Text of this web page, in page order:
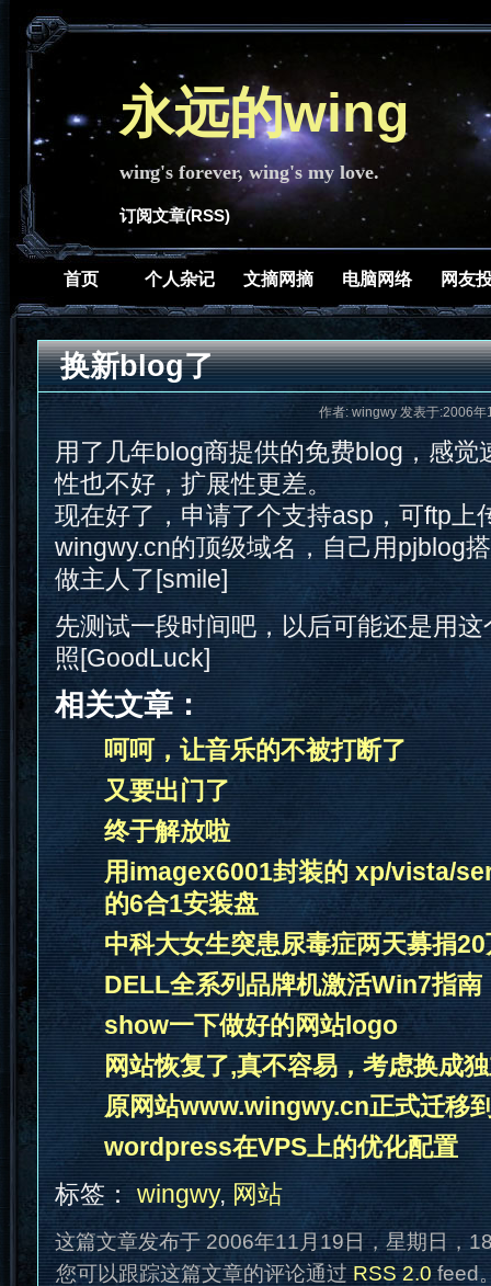
永远的wing
wing's forever, wing's my love.
订阅文章(RSS)
首页 个人杂记 文摘网摘 电脑网络 网友
换新blog了
作者: wingwy 发表于:2006
用了几年blog商提供的免费blog，感觉
性也不好，扩展性更差。
现在好了，申请了个支持asp，可ftp上
wingwy.cn的顶级域名，自己用pjblog
做主人了[smile]
先测试一段时间吧，以后可能还是用
照[GoodLuck]
相关文章：
呵呵，让音乐的不被打断了
又要出门了
终于解放啦
用imagex6001封装的 xp/vista/
的6合1安装盘
中科大女生突患尿毒症两天募捐
DELL全系列品牌机激活Win7指南
show一下做好的网站logo
网站恢复了,真不容易，考虑换成
原网站www.wingwy.cn正式迁移
wordpress在VPS上的优化配置
标签：wingwy, 网站
这篇文章发布于 2006年11月19日，星期日，
您可以跟踪这篇文章的评论通过RSS 2.0feed